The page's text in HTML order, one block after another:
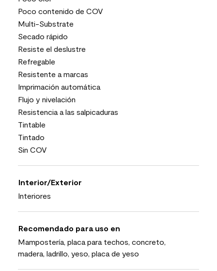
Poco contenido de COV
Multi-Substrate
Secado rápido
Resiste el deslustre
Refregable
Resistente a marcas
Imprimación automática
Flujo y nivelación
Resistencia a las salpicaduras
Tintable
Tintado
Sin COV
Interior/Exterior
Interiores
Recomendado para uso en
Mampostería, placa para techos, concreto,
madera, ladrillo, yeso, placa de yeso